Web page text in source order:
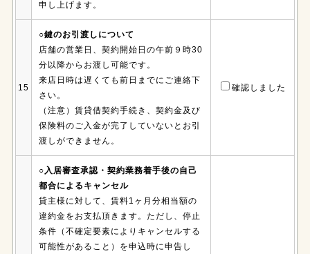
申し上げます。
15
○鍵のお引渡しについて
店舗の営業日、契約開始日の午前９時30
分以降からお渡し可能です。
来店日時は遅くても前日までにご連絡下
さい。
（注意）賃貸借契約手続き、契約金及び
保険料のご入金が完了していないとお引
渡しができません。
確認しました
○入居審査承認・契約業務着手後の自己
都合によるキャンセル
貸主様に対して、賃料1ヶ月分相当額の
違約金をお支払頂きます。ただし、停止
条件（不確定要素によりキャンセルする
可能性があること）を申込時に申告し